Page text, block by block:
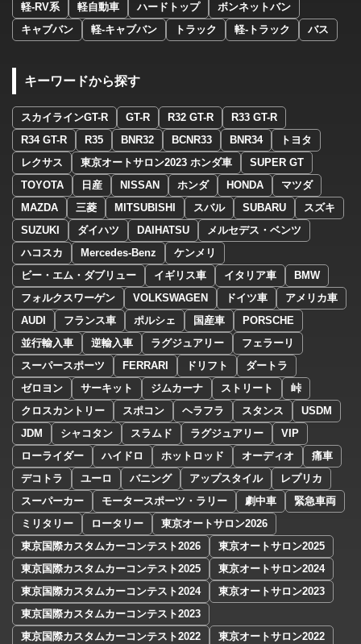
軽-RV系
軽自動車 ハードトップ
ボンネットバン
キャブバン
軽-キャブバン トラック 軽-トラック バス
キーワードから探す
スカイラインGT-R GT-R R32 GT-R
R33 GT-R
R34 GT-R
R35 BNR32 BCNR33 BNR34
トヨタ
レクサス
東京オートサロン2023 ホンダ車
SUPER GT
TOYOTA
日産 NISSAN ホンダ HONDA
マツダ
MAZDA
三菱 MITSUBISHI スバル SUBARU
スズキ
SUZUKI
ダイハツ DAIHATSU
メルセデス・ベンツ
ハコスカ
Mercedes-Benz
ケンメリ
ビー・エム・ダブリュー
イギリス車 イタリア車
BMW
フォルクスワーゲン
VOLKSWAGEN ドイツ車
アメリカ車
AUDI
フランス車 ポルシェ 国産車
PORSCHE
並行輸入車
逆輸入車 ラグジュアリー
フェラーリ
スーパースポーツ
FERRARI ドリフト
ダートラ
ゼロヨン
サーキット ジムカーナ ストリート
峠
クロスカントリー
スポコン ヘラフラ スタンス
USDM
JDM
シャコタン スラムド ラグジュアリー
VIP
ローライダー
ハイドロ ホットロッド オーディオ
痛車
デコトラ
ユーロ バニング アップスタイル
レプリカ
スーパーカー
モータースポーツ・ラリー 劇中車
緊急車両
ミリタリー
ロータリー
東京オートサロン2026
東京国際カスタムカーコンテスト2026
東京オートサロン2025
東京国際カスタムカーコンテスト2025
東京オートサロン2024
東京国際カスタムカーコンテスト2024
東京オートサロン2023
東京国際カスタムカーコンテスト2023
東京国際カスタムカーコンテスト2022
東京オートサロン2022